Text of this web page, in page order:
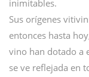
inimitables.
Sus orígenes
entonces hasta
vino han dotado a
se ve reflejada en